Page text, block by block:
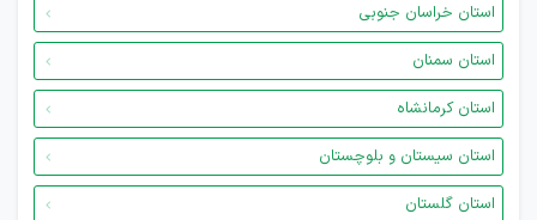
استان خراسان جنوبی
استان سمنان
استان کرمانشاه
استان سیستان و بلوچستان
استان گلستان